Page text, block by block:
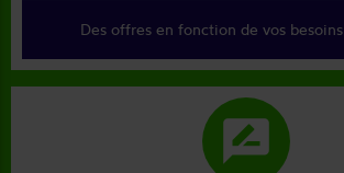
Des offres en fonction de vos besoins
rate_review